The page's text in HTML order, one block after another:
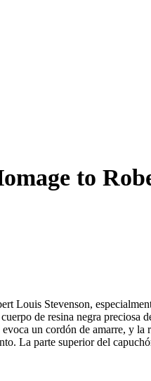
to
Louis Stevenson,
de resina negra preciosa
un cordón de amarre, y la
La parte superior del